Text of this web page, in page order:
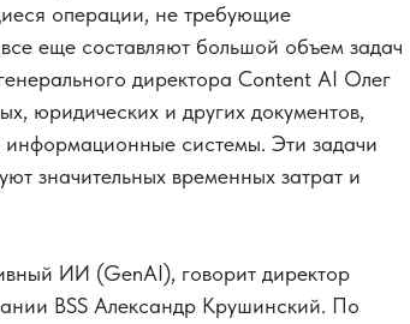
операции, не требующие
еще составляют большой объем задач
директора Content AI Олег
юридических и других документов,
информационные системы. Эти задачи
значительных временных затрат и
ИИ (GenAI), говорит директор
BSS Александр Крушинский. По